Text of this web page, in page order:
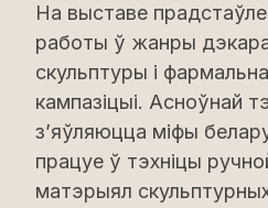
На выставе
работы ў жанры
скульптуры і
кампазіцыі. Асноўнай
з’яўляюцца міфы
працуе ў тэхніцы
матэрыял